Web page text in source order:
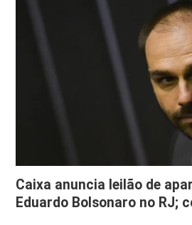
Caixa anuncia leilão de
Eduardo Bolsonaro no RJ;